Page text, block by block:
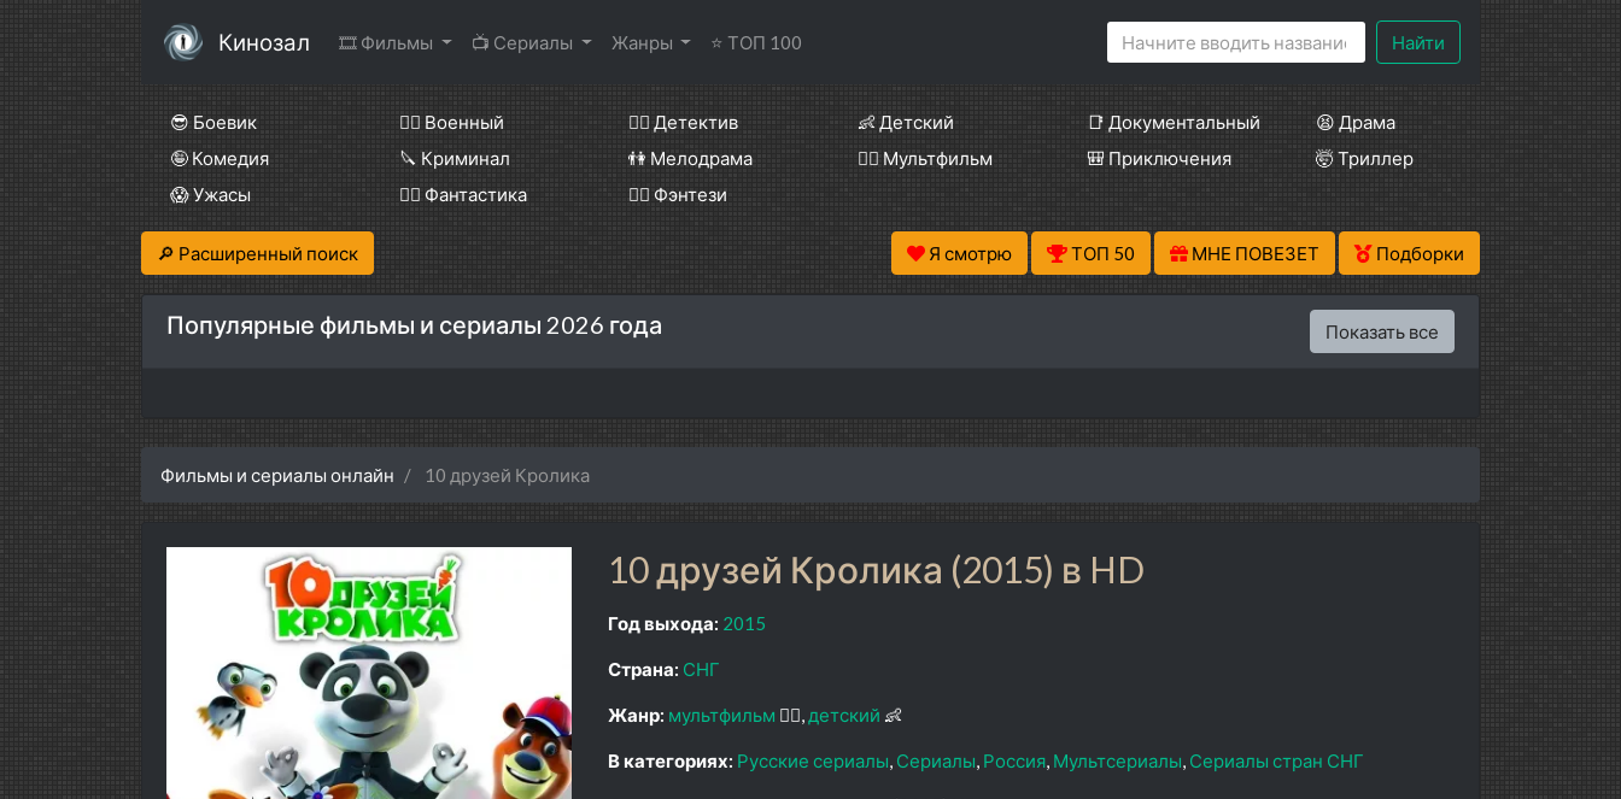
Кинозал 🎞 Фильмы 📺 Сериалы Жанры ⭐ ТОП 100 Найти
😎 Боевик 👨‍✈️ Военный 🕵️‍♂️ Детектив 👶 Детский 📑 Документальный
😫 Драма
🤪 Комедия
🔪 Криминал 👫 Мелодрама 🧚‍♀️ Мультфильм 🎒 Приключения
🤯 Триллер
😱 Ужасы
🧙‍♀️ Фантастика 🧝‍♂️ Фэнтези
🔎 Расширенный поиск Я смотрю ТОП 50 МНЕ ПОВЕЗЕТ Подборки
Популярные фильмы и сериалы 2026 года Показать все
Фильмы и сериалы онлайн 10 друзей Кролика
10 друзей Кролика (2015) в HD
Год выхода: 2015
Страна: СНГ
Жанр: мультфильм 🧚‍♀️ детский 👶
В категориях: Русские сериалы Сериалы Россия Мультсериалы Сериалы стран СНГ